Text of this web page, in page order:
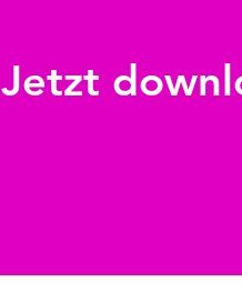
Jetzt